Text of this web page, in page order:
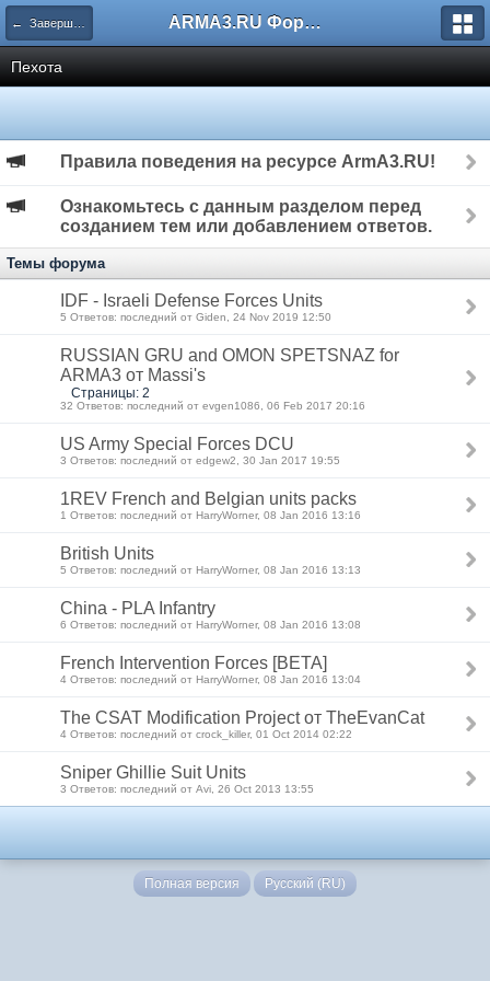
← Завершённые ARMA3.RU Форум
Пехота
Правила поведения на ресурсе ArmA3.RU!
Ознакомьтесь с данным разделом перед
созданием тем или добавлением ответов.
Темы форума
IDF - Israeli Defense Forces Units
5 Ответов: последний от Giden, 24 Nov 2019 12:50
RUSSIAN GRU and OMON SPETSNAZ for
ARMA3 от Massi's
Страницы: 2
32 Ответов: последний от evgen1086, 06 Feb 2017 20:16
US Army Special Forces DCU
3 Ответов: последний от edgew2, 30 Jan 2017 19:55
1REV French and Belgian units packs
1 Ответов: последний от HarryWorner, 08 Jan 2016 13:16
British Units
5 Ответов: последний от HarryWorner, 08 Jan 2016 13:13
China - PLA Infantry
6 Ответов: последний от HarryWorner, 08 Jan 2016 13:08
French Intervention Forces [BETA]
4 Ответов: последний от HarryWorner, 08 Jan 2016 13:04
The CSAT Modification Project от TheEvanCat
4 Ответов: последний от crock_killer, 01 Oct 2014 02:22
Sniper Ghillie Suit Units
3 Ответов: последний от Avi, 26 Oct 2013 13:55
Полная версия Русский (RU)